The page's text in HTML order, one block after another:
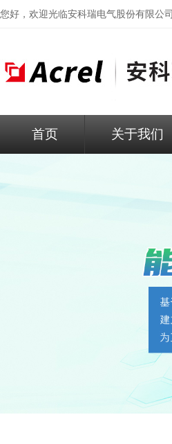
您好，欢迎光临安科瑞电气股份有限公司
首页 关于我们